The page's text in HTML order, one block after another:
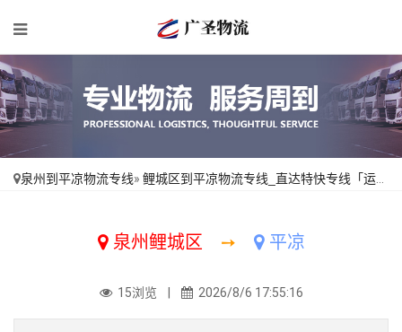
泉州到平凉物流专线» 鲤城区到平凉物流专线_直达特快专线「运费多少」
泉州鲤城区 ➙ 平凉
15浏览 | 2026/8/6 17:55:16